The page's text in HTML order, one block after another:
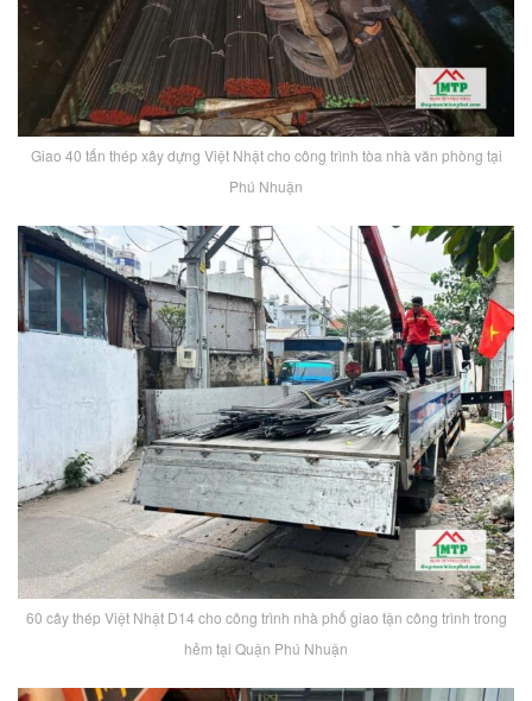
Giao 40 tấn thép xây dựng Việt Nhật cho công trình tòa nhà văn phòng tại
Phú Nhuận
60 cây thép Việt Nhật D14 cho công trình nhà phố giao tận công trình trong
hẻm tại Quận Phú Nhuận